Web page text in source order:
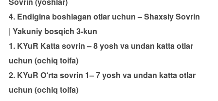
4. Endigina boshlagan otlar uchun – Shaxsiy Sovrin
| Yakuniy bosqich 3-kun
1. KYuR Katta sovrin – 8 yosh va undan katta otlar
uchun (ochiq toifa)
2. KYuR O‘rta sovrin 1– 7 yosh va undan katta otlar
uchun (ochiq toifa)